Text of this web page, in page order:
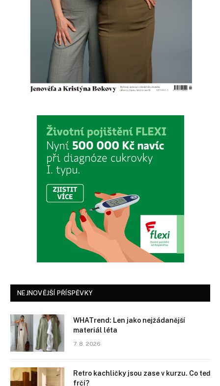
NEJNOVĚJŠÍ PŘÍSPĚVKY
WHATrend: Len jako nejžádanější
materiál léta
7. 8. 2026
Retro kachličky jsou zase v kurzu. Co teď
frčí?